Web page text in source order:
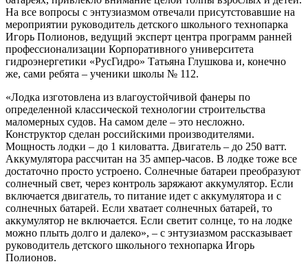
На все вопросы с энтузиазмом отвечали присутстовавшие на
мероприятии руководитель детского школьного технопарка
Игорь Полионов, ведущий эксперт центра программ ранней
профессионализации Корпоративного университета
гидроэнергетики «РусГидро» Татьяна Глушкова и, конечно
же, сами ребята – ученики школы № 112.
«Лодка изготовлена из влагоустойчивой фанеры по
определенной классической технологии строительства
маломерных судов. На самом деле – это несложно.
Конструктор сделан российскими производителями.
Мощность лодки – до 1 киловатта. Двигатель – до 250 ватт.
Аккумулятора рассчитан на 35 ампер-часов. В лодке тоже все
достаточно просто устроено. Солнечные батареи преобразуют
солнечный свет, через контроль заряжают аккумулятор. Если
включается двигатель, то питание идет с аккумулятора и с
солнечных батарей. Если хватает солнечных батарей, то
аккумулятор не включается. Если светит солнце, то на лодке
можно плыть долго и далеко», – с энтузиазмом рассказывает
руководитель детского школьного технопарка Игорь
Полионов.